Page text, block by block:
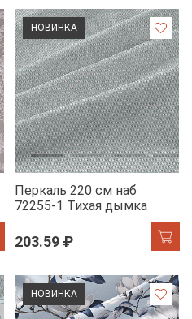
НОВИНКА
Перкаль 220 см наб
72255-1 Тихая дымка
203.59 ₽
НОВИНКА